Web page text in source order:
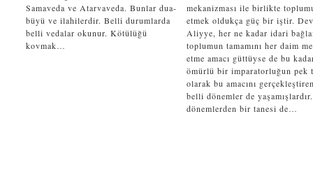
Samaveda ve Atarvaveda. Bunlar dua-
büyü ve ilahilerdir. Belli durumlarda
belli vedalar okunur. Kötülüğü
kovmak…
mekanizması ile birlikte
etmek oldukça güç bir iştir.
Aliyye, her ne kadar idari
toplumun tamamını her daim
etme amacı güttüyse de bu
ömürlü bir imparatorluğun pek
olarak bu amacını
belli dönemler de
dönemlerden bir tanesi de…